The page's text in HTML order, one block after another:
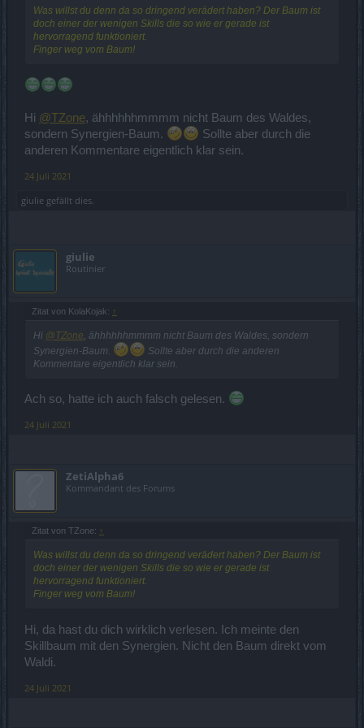
Was willst du denn da so dringend verädert haben? Der Baum ist
doch einer der wenigen Skills die so wie er gerade ist
hervorragend funktioniert.
Finger weg vom Baum!
Hi @TZone, ähhhhhhmmmm nicht Baum des Waldes,
sondern Synergien-Baum.
Sollte aber durch die
anderen Kommentare eigentlich klar sein.
24 Juli 2021
giulie gefällt dies.
giulie
Routinier
Zitat von KolaKojak: ↑
Hi @TZone , ähhhhhhmmmm nicht Baum des Waldes, sondern
Synergien-Baum.
Sollte aber durch die anderen
Kommentare eigentlich klar sein.
Ach so, hatte ich auch falsch gelesen.
24 Juli 2021
ZetiAlpha6
Kommandant des Forums
Zitat von TZone: ↑
Was willst du denn da so dringend verädert haben? Der Baum ist
doch einer der wenigen Skills die so wie er gerade ist
hervorragend funktioniert.
Finger weg vom Baum!
Hi, da hast du dich wirklich verlesen. Ich meinte den
Skillbaum mit den Synergien. Nicht den Baum direkt vom
Waldi.
24 Juli 2021